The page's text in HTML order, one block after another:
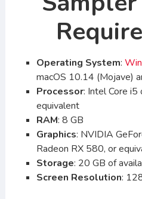
Operating System:
macOS 10.14 (Mojave)
Processor: Intel Core
equivalent
RAM: 8 GB
Graphics: NVIDIA
Radeon RX 580, or
Storage: 20 GB of
Screen Resolution: